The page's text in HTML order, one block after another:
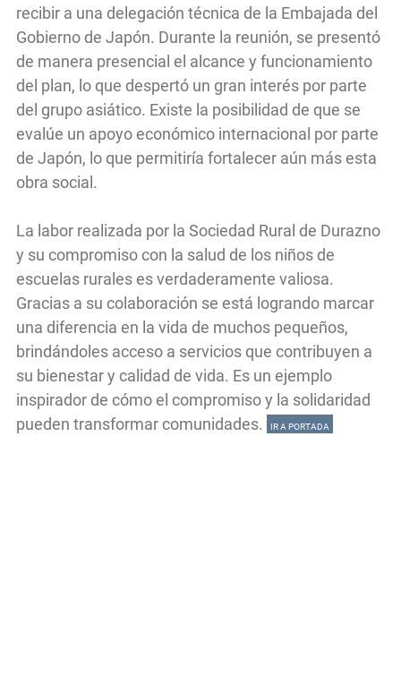
recibir a una delegación técnica de la Embajada del
Gobierno de Japón. Durante la reunión, se presentó
de manera presencial el alcance y funcionamiento
del plan, lo que despertó un gran interés por parte
del grupo asiático. Existe la posibilidad de que se
evalúe un apoyo económico internacional por parte
de Japón, lo que permitiría fortalecer aún más esta
obra social.
La labor realizada por la Sociedad Rural de Durazno
y su compromiso con la salud de los niños de
escuelas rurales es verdaderamente valiosa.
Gracias a su colaboración se está logrando marcar
una diferencia en la vida de muchos pequeños,
brindándoles acceso a servicios que contribuyen a
su bienestar y calidad de vida. Es un ejemplo
inspirador de cómo el compromiso y la solidaridad
pueden transformar comunidades.
IR A PORTADA